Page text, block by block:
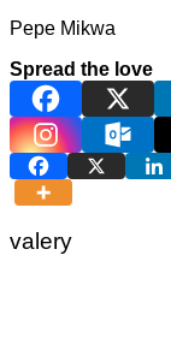
Pepe Mikwa
Spread the love
valery